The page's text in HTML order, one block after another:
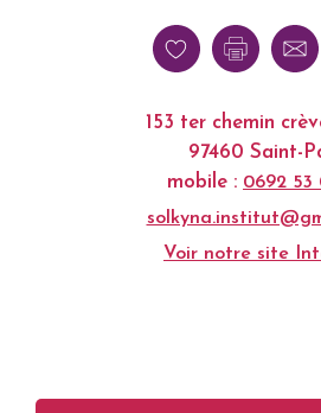
153 ter chemin
97460 Saint-
mobile : 0692 53
Voir notre site